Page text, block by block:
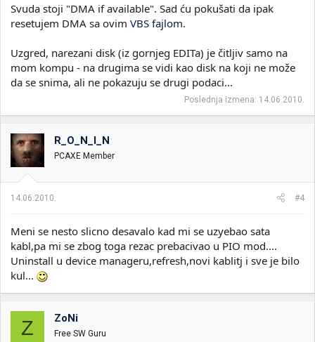
Svuda stoji "DMA if available". Sad ću pokušati da ipak
resetujem DMA sa ovim VBS fajlom.
Uzgred, narezani disk (iz gornjeg EDITa) je čitljiv samo na
mom kompu - na drugima se vidi kao disk na koji ne može
da se snima, ali ne pokazuju se drugi podaci...
Poslednja izmena: 14.06.2010.
R_O_N_I_N
PCAXE Member
14.06.2010. #4
Meni se nesto slicno desavalo kad mi se uzyebao sata
kabl,pa mi se zbog toga rezac prebacivao u PIO mod....
Uninstall u device manageru,refresh,novi kablitj i sve je bilo
kul...
Z ZoNi
Free SW Guru